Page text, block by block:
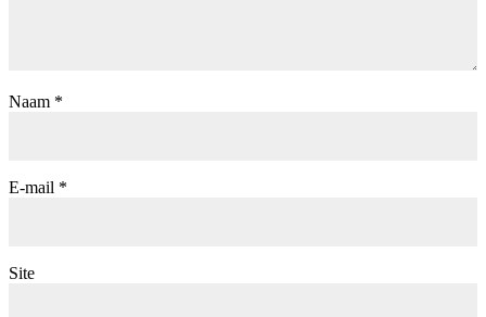
Naam *
E-mail *
Site